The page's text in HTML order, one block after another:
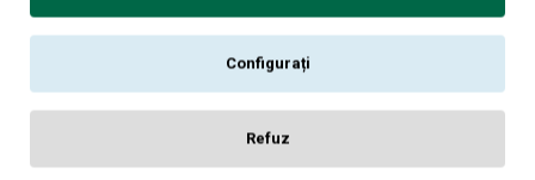
Rău Bun
CONTINUĂ
Configurați
Refuz